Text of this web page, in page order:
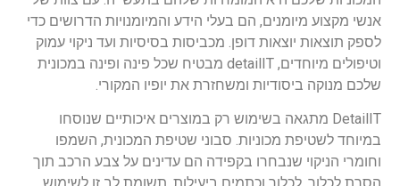
אנשי מקצוע מיומנים, הם בעלי הידע והמיומנויות הדרושים כדי
לספק תוצאות יוצאות דופן. מכביסות בסיסיות ועד ניקוי עמוק
וטיפולים מיוחדים, detailIT מבטיח שכל פינה ופינה במכונית
שלכם מנוקה ביסודיות ומשחזרת את יופיו המקורי.
DetailIT מתגאה בשימוש רק במוצרים איכותיים שנוסחו
במיוחד לשטיפת מכוניות. סבוני שטיפת המכונית, השמפו
וחומרי הניקוי שנבחרו בקפידה הם עדינים על צבע הרכב תוך